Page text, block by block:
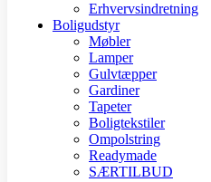
Erhvervsindretning
Boligudstyr
Møbler
Lamper
Gulvtæpper
Gardiner
Tapeter
Boligtekstiler
Ompolstring
Readymade
SÆRTILBUD